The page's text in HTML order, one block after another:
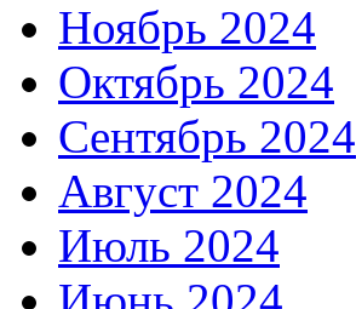
Ноябрь 2024
Октябрь 2024
Сентябрь 2024
Август 2024
Июль 2024